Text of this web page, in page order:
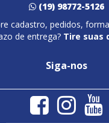
(19) 98772-5126
cadastro, pedidos,
de entrega? Tire suas
Siga-nos